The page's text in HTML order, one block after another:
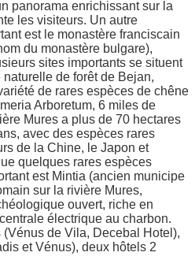
panorama enrichissant sur la
les visiteurs. Un autre
est le monastère franciscain
du monastère bulgare),
sites importants se situent
de forêt de Bejan,
de rares espèces de chêne
Arboretum, 6 miles de
Mures a plus de 70 hectares
avec des espèces rares
de la Chine, le Japon et
quelques rares espèces
est Mintia (ancien municipe
sur la rivière Mures,
ouvert, riche en
électrique au charbon.
de Vila, Decebal Hotel),
et Vénus), deux hôtels 2